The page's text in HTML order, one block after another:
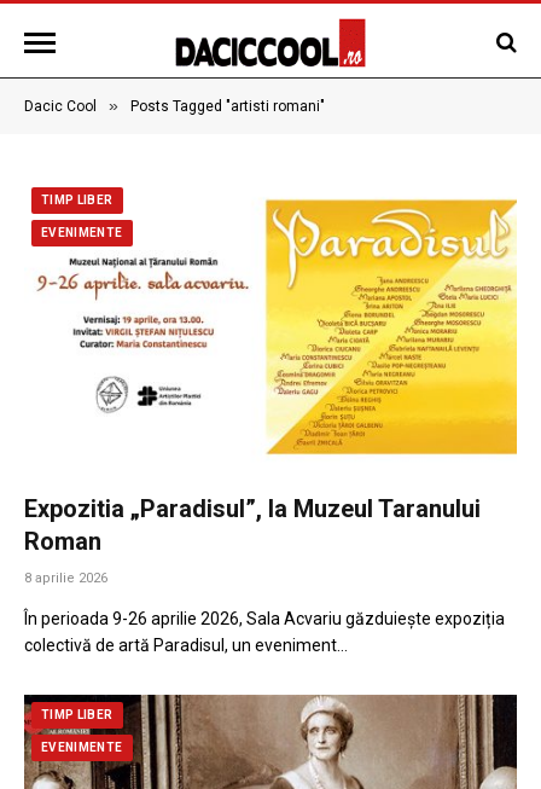
Dacic Cool » Posts Tagged "artisti romani"
TIMP LIBER
EVENIMENTE
Expozitia „Paradisul”, la Muzeul Taranului
Roman
8 aprilie 2026
În perioada 9-26 aprilie 2026, Sala Acvariu găzduiește expoziția
colectivă de artă Paradisul, un eveniment…
TIMP LIBER
EVENIMENTE